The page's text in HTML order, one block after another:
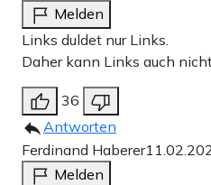
Melden
Links duldet nur Links.
Daher kann Links auch
36
Antworten
Ferdinand Haberer
Melden